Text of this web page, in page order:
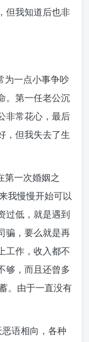
但我知道后也非
为一点小事争吵
。第一任老公沉
非常花心，最后
，但我失去了生
第一次婚姻之
我慢慢开始可以
过低，就是遇到
骗，要么就是再
工作，收入都不
够，而且还曾多
。由于一直没有
语相向，各种